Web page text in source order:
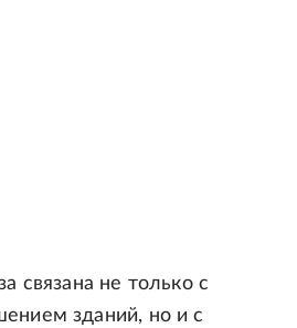
связана не только с
зданий, но и с